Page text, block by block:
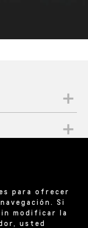
para ofrecer
Si
modificar la
usted